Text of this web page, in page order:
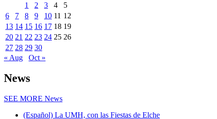
1
2 3 4
5
6
7 8 9 10 11 12
13 14 15 16 17 18 19
20 21 22 23 24 25 26
27 28 29 30
« Aug
Oct »
News
SEE MORE News
(Español) La UMH, con las Fiestas de Elche